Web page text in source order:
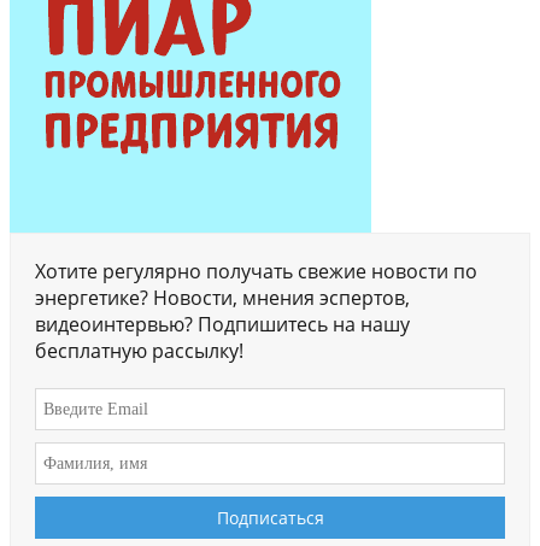
Хотите регулярно получать свежие новости по
энергетике? Новости, мнения эспертов,
видеоинтервью? Подпишитесь на нашу
бесплатную рассылку!